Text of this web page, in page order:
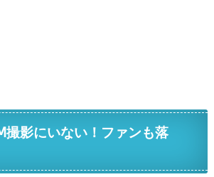
撮影にいない！ファンも落